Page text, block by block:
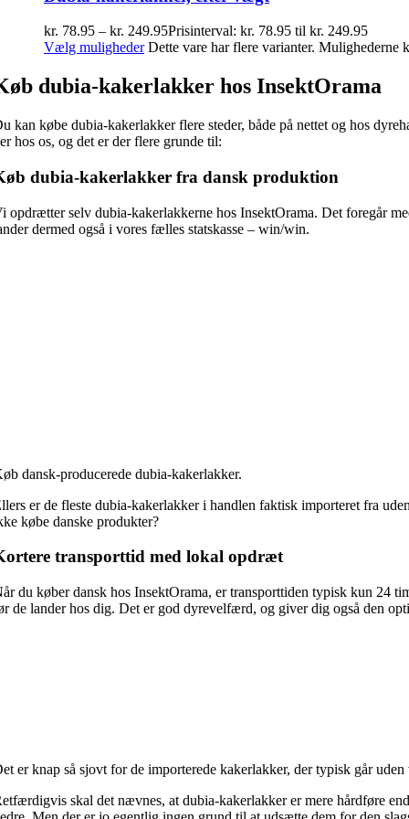
kr. 78.95 – kr. 249.95Prisinterval: kr. 78.95 til kr. 249.95
Vælg muligheder Dette vare har flere varianter. Mulighederne
dubia-kakerlakker hos InsektOrama
kan købe dubia-kakerlakker flere steder, både på nettet og hos
hos os, og det er der flere grunde til:
dubia-kakerlakker fra dansk produktion
opdrætter selv dubia-kakerlakkerne hos InsektOrama. Det foregår
dermed også i vores fælles statskasse – win/win.
dansk-producerede dubia-kakerlakker.
er de fleste dubia-kakerlakker i handlen faktisk importeret fra
købe danske produkter?
transporttid med lokal opdræt
du køber dansk hos InsektOrama, er transporttiden typisk kun 24
de lander hos dig. Det er god dyrevelfærd, og giver dig også den
er knap så sjovt for de importerede kakerlakker, der typisk går
skal det nævnes, at dubia-kakerlakker er mere hårdføre